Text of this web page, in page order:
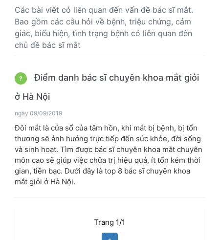
Các bài viết có liên quan đến vấn đề bác sĩ mắt.
Bao gồm các câu hỏi về bệnh, triệu chứng, cảm
giác, biểu hiện, tình trạng bệnh có liên quan đến
chủ đề bác sĩ mắt
?
Điểm danh bác sĩ chuyên khoa mắt giỏi
ở Hà Nội
ngày 09/09/2019
Đôi mắt là cửa sổ của tâm hồn, khi mắt bị bệnh, bị tổn
thương sẽ ảnh hưởng trực tiếp đến sức khỏe, đời sống
và sinh hoạt. Tìm được bác sĩ chuyên khoa mắt chuyên
môn cao sẽ giúp việc chữa trị hiệu quả, ít tốn kém thời
gian, tiền bạc. Dưới đây là top 8 bác sĩ chuyên khoa
mắt giỏi ở Hà Nội.
Trang 1/1